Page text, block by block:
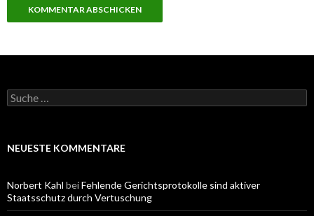
S
u
e
c
h
:
NEUESTE KOMMENTARE
Norbert Kahl beiFehlende Gerichtsprotokolle sind aktiver
Staatsschutz durch Vertuschung